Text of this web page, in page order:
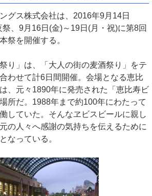
グス株式会社は、2016年9月14日
、9月16日(金)～19日(月・祝)に第8回
祭を開催する。
り」は、「大人の街の麦酒祭り」をテ
わせて計6日間開催。会場となる恵比
、元々1890年に発売された「恵比寿ビ
所だ。1988年まで約100年にわたって
していた。そんなヱビスビールに親し
の人々へ感謝の気持ちを伝えるために
なっている。